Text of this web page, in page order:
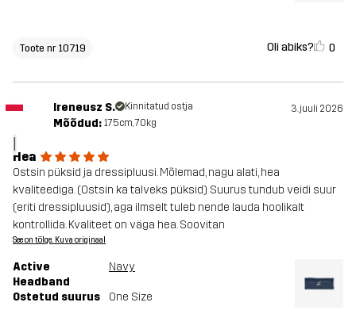
Toote nr 10719 Oli abiks? 0
I
Ireneusz S. Kinnitatud ostja 3. juuli 2026
Mõõdud: 175cm, 70kg
Hea
Ostsin püksid ja dressipluusi. Mõlemad, nagu alati, hea
kvaliteediga. (Ostsin ka talveks püksid) Suurus tundub veidi suur
(eriti dressipluusid), aga ilmselt tuleb nende lauda hoolikalt
kontrollida. Kvaliteet on väga hea. Soovitan
See on tõlge. Kuva originaal
Active
Headband
Navy
Ostetud suurus One Size